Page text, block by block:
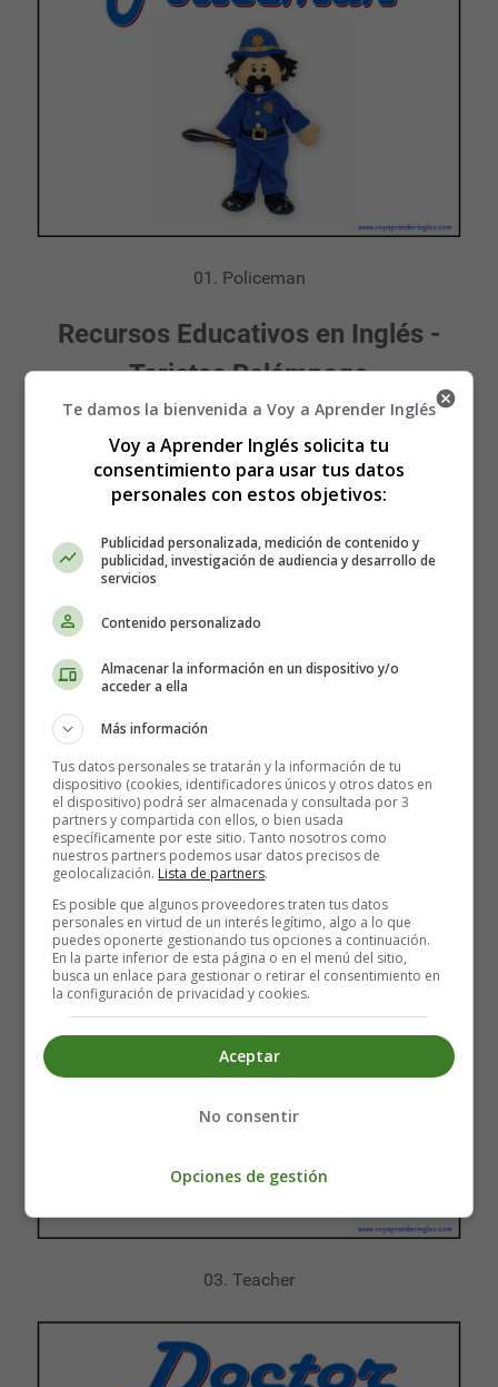
01. Policeman
Recursos Educativos en Inglés -
Tarjetas Relámpago
Trabajos - Jobs
02. Fireman
03. Teacher
Te damos la bienvenida a Voy a Aprender Inglés
Voy a Aprender Inglés solicita tu
consentimiento para usar tus datos
personales con estos objetivos:
Publicidad personalizada, medición de contenido y
publicidad, investigación de audiencia y desarrollo de
servicios
Contenido personalizado
Almacenar la información en un dispositivo y/o
acceder a ella
Más información
Tus datos personales se tratarán y la información de tu
dispositivo (cookies, identificadores únicos y otros datos en
el dispositivo) podrá ser almacenada y consultada por 3
partners y compartida con ellos, o bien usada
específicamente por este sitio. Tanto nosotros como
nuestros partners podemos usar datos precisos de
geolocalización. Lista de partners.
Es posible que algunos proveedores traten tus datos
personales en virtud de un interés legítimo, algo a lo que
puedes oponerte gestionando tus opciones a continuación.
En la parte inferior de esta página o en el menú del sitio,
busca un enlace para gestionar o retirar el consentimiento en
la configuración de privacidad y cookies.
Aceptar
No consentir
Opciones de gestión